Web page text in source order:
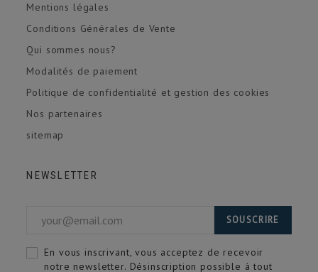
Mentions légales
Conditions Générales de Vente
Qui sommes nous?
Modalités de paiement
Politique de confidentialité et gestion des cookies
Nos partenaires
sitemap
NEWSLETTER
SOUSCRIRE
En vous inscrivant, vous acceptez de recevoir
notre newsletter. Désinscription possible à tout